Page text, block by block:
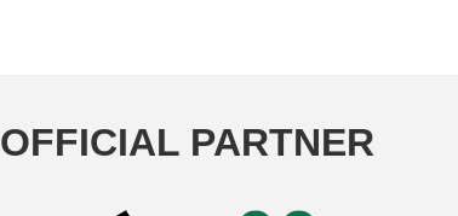
OFFICIAL PARTNER